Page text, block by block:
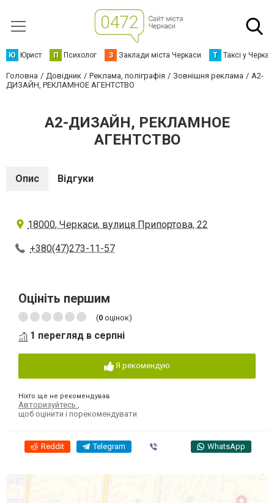
Ю Юрист П Психолог З Заклади міста Черкаси Т Таксі у
Головна Довідник Реклама, поліграфія Зовнішня реклама
А2-
ДИЗАЙН, РЕКЛАМНОЕ АГЕНТСТВО
А2-ДИЗАЙН, РЕКЛАМНОЕ
АГЕНТСТВО
Опис Відгуки
18000, Черкаси, вулиця Припортова, 22
+380(47)273-11-57
Оцініть першим
(0 оцінок)
1 перегляд в серпні
Я рекомендую
Ніхто ще не рекомендував
Авторизуйтесь
щоб оцінити і порекомендувати
Reddit Telegram WhatsApp